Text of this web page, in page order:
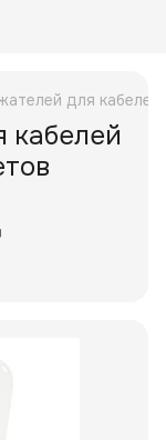
для
кабелей